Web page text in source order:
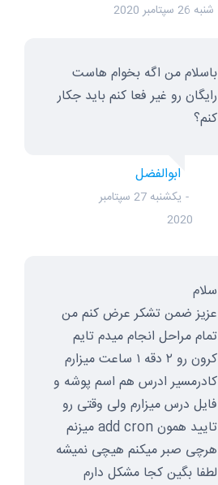
شنبه 26 سپتامبر 2020
باسلام من اگه بخوام هاست
رایگان رو غیر فعا کنم باید جکار
کنم؟
ابوالفضل
یکشنبه 27 سپتامبر
2020
سلام
عزیز ضمن تشکر عرض کنم من
تمام مراحل انجام میدم تایم
کرون رو ۲ دقه ۱ ساعت میزارم
کادرمسیر ادرس هم اسم پوشه و
فایل درس میزارم ولی وقتی رو
تایید همون add cron میزنم
هرچی صبر میکنم هیچی نمیشه
لطفا بگین کجا مشکل دارم